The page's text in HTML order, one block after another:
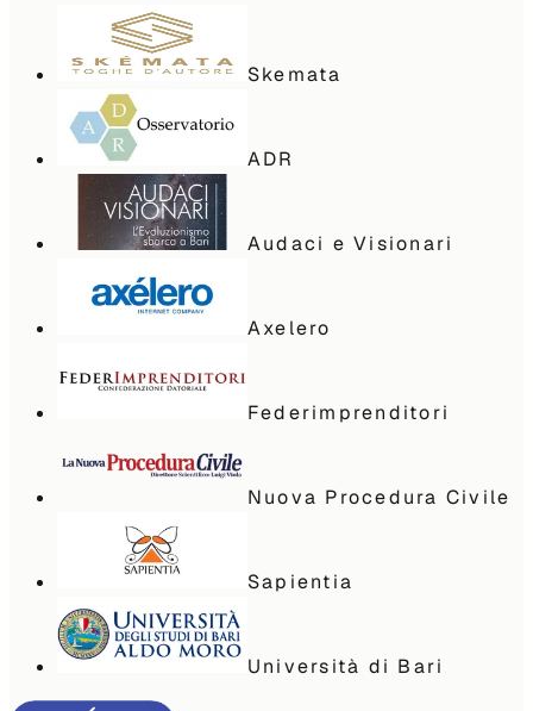
Skemata
ADR
Audaci e Visionari
Axelero
Federimprenditori
Nuova Procedura Civile
Sapientia
Università di Bari